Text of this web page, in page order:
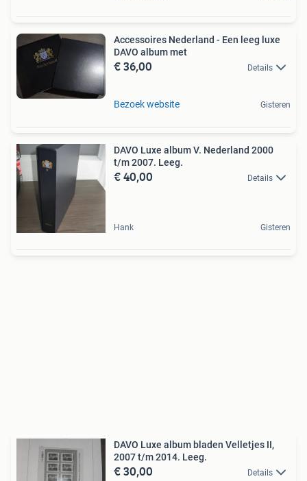
Accessoires Nederland - Een leeg luxe
DAVO album met
€ 36,00 Details
Bezoek website Gisteren
DAVO Luxe album V. Nederland 2000
t/m 2007. Leeg.
€ 40,00 Details
Hank Gisteren
DAVO Luxe album bladen Velletjes II,
2007 t/m 2014. Leeg.
€ 30,00 Details